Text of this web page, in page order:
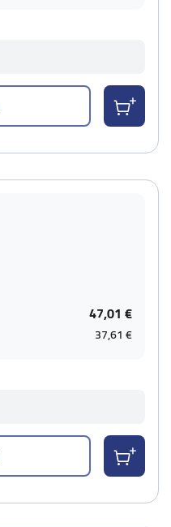
47,01 €
37,61 €